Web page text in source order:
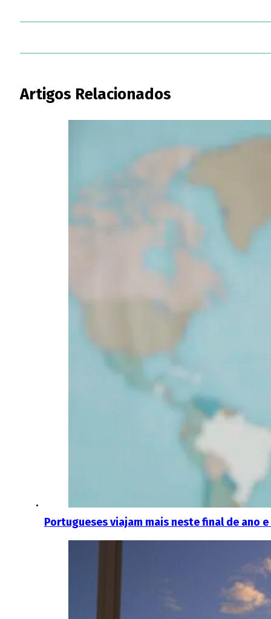
Artigos Relacionados
Portugueses viajam mais neste final de ano